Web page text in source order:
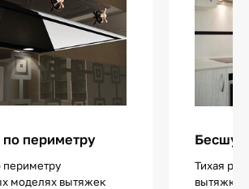
периметру
периметру
моделях вытяжек
Тихая
вытяжки